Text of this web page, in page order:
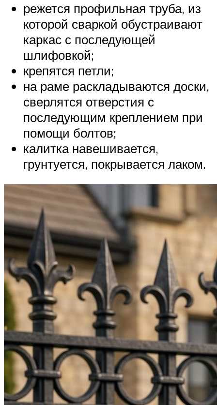
режется профильная труба, из
которой сваркой обустраивают
каркас с последующей
шлифовкой;
крепятся петли;
на раме раскладываются доски,
сверлятся отверстия с
последующим креплением при
помощи болтов;
калитка навешивается,
грунтуется, покрывается лаком.